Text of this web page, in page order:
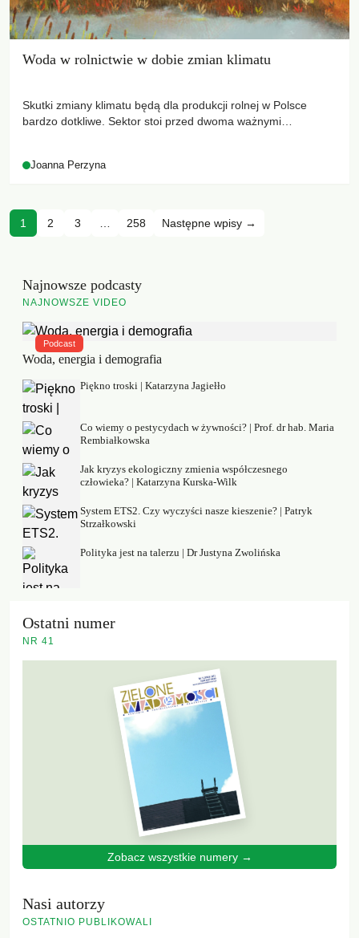
Woda w rolnictwie w dobie zmian klimatu
Skutki zmiany klimatu będą dla produkcji rolnej w Polsce
bardzo dotkliwe. Sektor stoi przed dwoma ważnymi
zachodzących zmian klimatycznych. Wymagać to będzie
Joanna Perzyna
1 2 3 258 Następne wpisy →
Najnowsze podcasty
NAJNOWSZE VIDEO
Woda, energia i demografia
Podcast
Piękno troski | Katarzyna Jagiełło
Co wiemy o pestycydach w żywności? | Prof. dr hab. Maria
Rembiałkowska
Jak kryzys ekologiczny zmienia współczesnego
człowieka? | Katarzyna Kurska-Wilk
System ETS2. Czy wyczyści nasze kieszenie? | Patryk
Strzałkowski
Polityka jest na talerzu | Dr Justyna Zwolińska
Ostatni numer
NR 41
Zobacz wszystkie numery →
Nasi autorzy
OSTATNIO PUBLIKOWALI